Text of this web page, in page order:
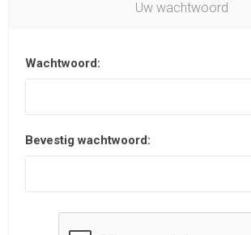
Uw wachtwoord
Wachtwoord:
Bevestig wachtwoord: